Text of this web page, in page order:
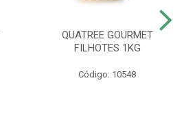
QUATREE GOURMET
FILHOTES 1KG
Código: 10548